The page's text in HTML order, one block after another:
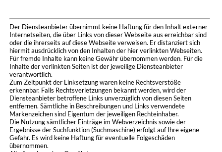
Der Diensteanbieter übernimmt keine Haftung für den Inhalt externer
Internetseiten, die über Links von dieser Webseite aus erreichbar sind
oder die ihrerseits auf diese Webseite verweisen. Er distanziert sich
hiermit ausdrücklich von den Inhalten der hier verlinkten Webseiten.
Für fremde Inhalte kann keine Gewähr übernommen werden. Für die
Inhalte der verlinkten Seiten ist der jeweilige Diensteanbieter
verantwortlich.
Zum Zeitpunkt der Linksetzung waren keine Rechtsverstöße
erkennbar. Falls Rechtsverletzungen bekannt werden, wird der
Diensteanbieter betroffene Links unverzüglich von diesen Seiten
entfernen. Sämtliche in Beschreibungen und Links verwendete
Markenzeichen sind Eigentum der jeweiligen Rechteinhaber.
Die Nutzung sämtlicher Einträge im Webverzeichnis sowie der
Ergebnisse der Suchfunktion (Suchmaschine) erfolgt auf Ihre eigene
Gefahr. Es wird keine Haftung für eventuelle Folgeschäden
übernommen.